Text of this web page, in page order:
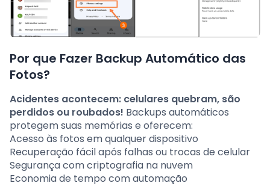
Por que Fazer Backup Automático das
Fotos?
Acidentes acontecem: celulares quebram, são
perdidos ou roubados! Backups automáticos
protegem suas memórias e oferecem:
Acesso às fotos em qualquer dispositivo
Recuperação fácil após falhas ou trocas de celular
Segurança com criptografia na nuvem
Economia de tempo com automação